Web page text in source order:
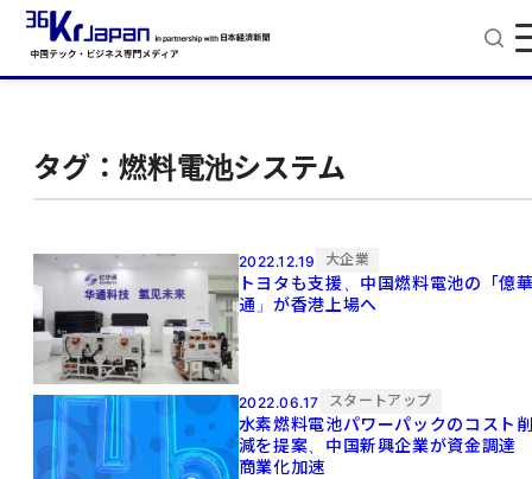
タグ：燃料電池システム
2022.12.19 大企業
トヨタも支援、中国燃料電池の「億
通」が香港上場へ
2022.06.17 スタートアップ
水素燃料電池パワーパックのコスト
減を提案、中国新興企業が資金調
商業化加速